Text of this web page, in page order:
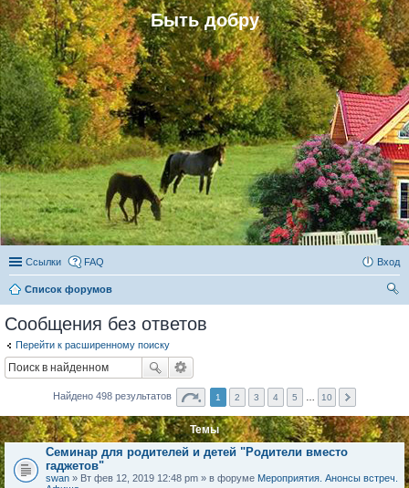
Быть добру
Ссылки FAQ Вход
Список форумов
Сообщения без ответов
Перейти к расширенному поиску
Найдено 498 результатов 1 2 3 4 5 10
Темы
Семинар для родителей и детей "Родители вместо
гаджетов"
swan » Вт фев 12, 2019 12:48 pm » в форуме Мероприятия. Анонсы встреч.